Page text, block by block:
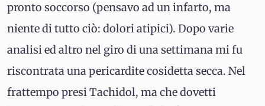
pronto soccorso (pensavo ad un infarto, ma
niente di tutto ciò: dolori atipici). Dopo varie
analisi ed altro nel giro di una settimana mi fu
riscontrata una pericardite cosidetta secca. Nel
frattempo presi Tachidol, ma che dovetti